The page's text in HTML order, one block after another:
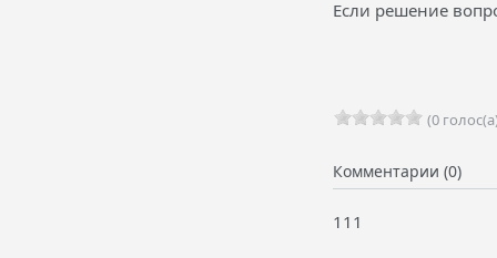
Если решение
(0
Комментарии (0)
111